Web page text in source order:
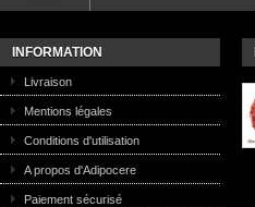
INFORMATION
Livraison
Mentions légales
Conditions d'utilisation
A propos d'Adipocere
Paiement sécurisé